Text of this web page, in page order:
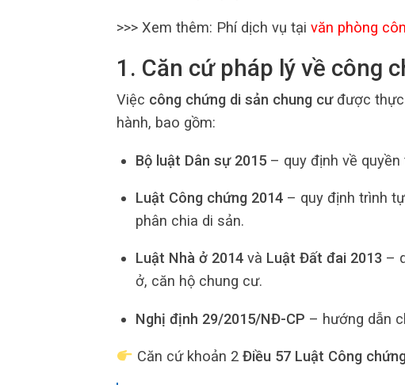
>>> Xem thêm: Phí dịch vụ tại văn phòng
1. Căn cứ pháp lý về công
Việc công chứng di sản chung cưđược thực
hành, bao gồm:
Bộ luật Dân sự 2015– quy định về quyền
Luật Công chứng 2014– quy định trình
phân chia di sản.
Luật Nhà ở 2014và Luật Đất đai 2013–
ở, căn hộ chung cư.
Nghị định 29/2015/NĐ-CP – hướng dẫn
Căn cứ khoản 2 Điều 57 Luật Công